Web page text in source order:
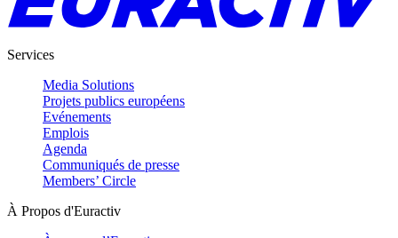
Services
Media Solutions
Projets publics européens
Evénements
Emplois
Agenda
Communiqués de presse
Members’ Circle
À Propos d'Euractiv